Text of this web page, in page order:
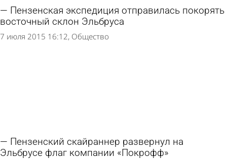
Пензенская экспедиция отправилась покорять
восточный склон Эльбруса
7 июля 2015 16:12 Общество
Пензенский скайраннер развернул на
Эльбрусе флаг компании «Покрофф»